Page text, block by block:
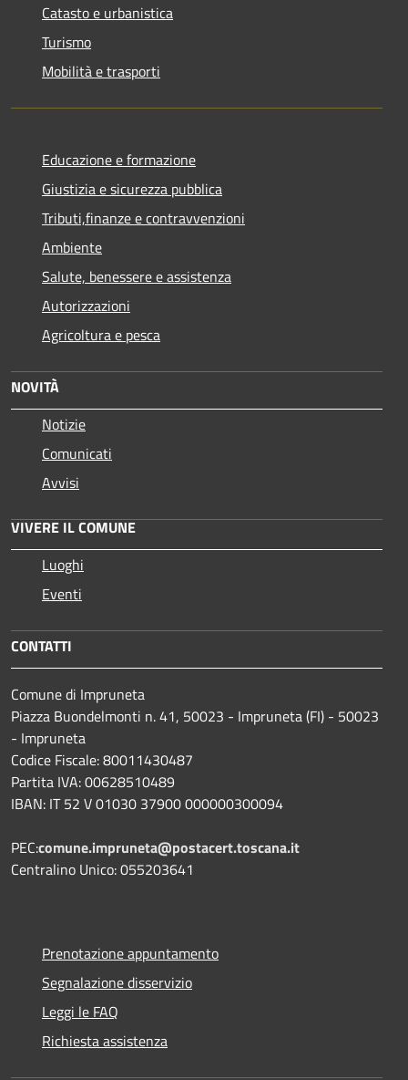
Catasto e urbanistica
Turismo
Mobilità e trasporti
Educazione e formazione
Giustizia e sicurezza pubblica
Tributi,finanze e contravvenzioni
Ambiente
Salute, benessere e assistenza
Autorizzazioni
Agricoltura e pesca
NOVITÀ
Notizie
Comunicati
Avvisi
VIVERE IL COMUNE
Luoghi
Eventi
CONTATTI
Comune di Impruneta
Piazza Buondelmonti n. 41, 50023 - Impruneta (FI) - 50023
- Impruneta
Codice Fiscale: 80011430487
Partita IVA: 00628510489
IBAN: IT 52 V 01030 37900 000000300094
PEC:comune.impruneta@postacert.toscana.it
Centralino Unico: 055203641
Prenotazione appuntamento
Segnalazione disservizio
Leggi le FAQ
Richiesta assistenza